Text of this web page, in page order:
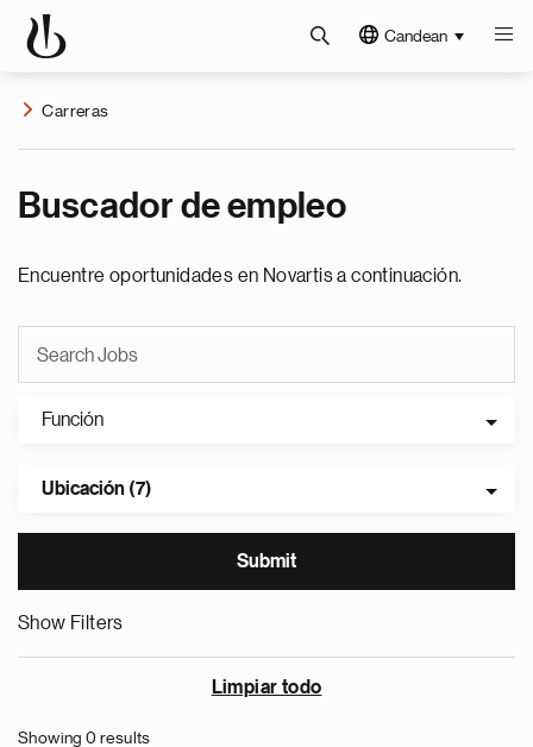
Candean
Carreras
Buscador de empleo
Encuentre oportunidades en Novartis a continuación.
Función
Ubicación (7)
Show Filters
Limpiar todo
Showing 0 results